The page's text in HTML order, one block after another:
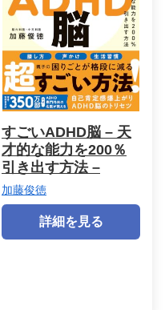
すごいADHD脳 – 天
才的な能力を200％
引き出す方法 –
加藤俊徳
詳細を見る